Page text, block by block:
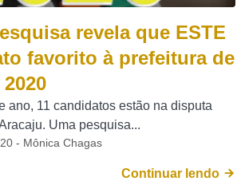
revela que ESTE
favorito à prefeitura de
ano, 11 candidatos estão na disputa
Uma pesquisa...
- Mônica Chagas
Continuar lendo